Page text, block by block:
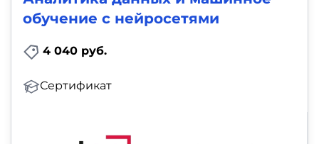
обучение с нейросетями
4 040 руб.
Сертификат